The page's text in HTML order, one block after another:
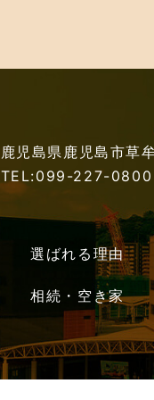
鹿児島県鹿児島市草
TEL:099-227-0800
選ばれる理由
相続・空き家